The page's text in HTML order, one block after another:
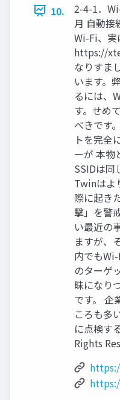
10.
2-4-1．
月 自動接
Wi-Fi、実
https://
なりすま
います。
るには、
す。せめ
べきです
トを完全
ーが 本物
SSIDは同
Twinはよ
際に起き
撃」を警
い最近の
ますが、
内でも
のターゲ
昧になり
です。 企
ころも多
に点検す
Rights